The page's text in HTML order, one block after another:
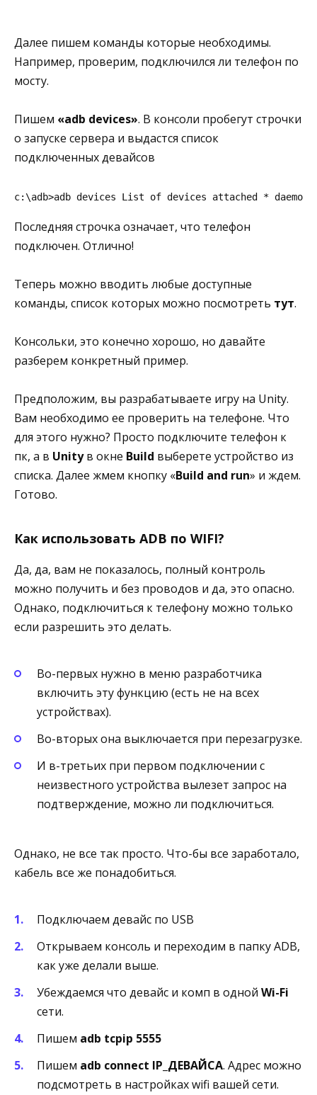
Далее пишем команды которые необходимы.
Например, проверим, подключился ли телефон по
мосту.
Пишем «adb devices». В консоли пробегут строчки
о запуске сервера и выдастся список
подключенных девайсов
c:\adb>adb devices List of devices attached *
Последняя строчка означает, что телефон
подключен. Отлично!
Теперь можно вводить любые доступные
команды, список которых можно посмотреть тут.
Консольки, это конечно хорошо, но давайте
разберем конкретный пример.
Предположим, вы разрабатываете игру на Unity.
Вам необходимо ее проверить на телефоне. Что
для этого нужно? Просто подключите телефон к
пк, а в Unityв окне Build выберете устройство из
списка. Далее жмем кнопку «Build and run» и ждем.
Готово.
Как использовать ADB по WIFI?
Да, да, вам не показалось, полный контроль
можно получить и без проводов и да, это опасно.
Однако, подключиться к телефону можно только
если разрешить это делать.
Во-первых нужно в меню разработчика
включить эту функцию (есть не на всех
устройствах).
Во-вторых она выключается при перезагрузке.
И в-третьих при первом подключении с
неизвестного устройства вылезет запрос на
подтверждение, можно ли подключиться.
Однако, не все так просто. Что-бы все заработало,
кабель все же понадобиться.
Подключаем девайс по USB
Открываем консоль и переходим в папку ADB,
как уже делали выше.
Убеждаемся что девайс и комп в одной Wi-Fi
сети.
Пишем adb tcpip 5555
Пишем adb connect IP_ДЕВАЙСА. Адрес можно
подсмотреть в настройках wifi вашей сети.